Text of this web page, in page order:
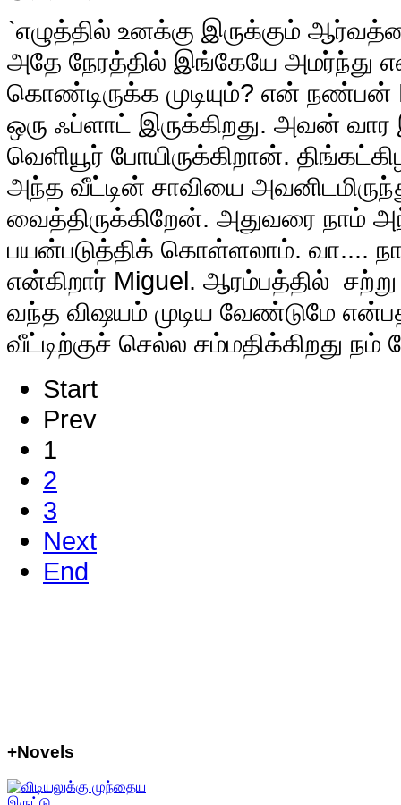
`எழுத்தில் உனக்கு இருக்கும்
அதே நேரத்தில் இங்கேயே அமர்ந்து
கொண்டிருக்க முடியும்? என்
ஒரு ஃப்ளாட் இருக்கிறது. அவன் வார
வெளியூர் போயிருக்கிறான்.
அந்த வீட்டின் சாவியை
வைத்திருக்கிறேன். அதுவரை நாம்
பயன்படுத்திக் கொள்ளலாம். வா....
என்கிறார் Miguel. ஆரம்பத்தில்
வந்த விஷயம் முடிய வேண்டுமே
வீட்டிற்குச் செல்ல சம்மதிக்கிறது நம்
Start
Prev
1
2
3
Next
End
+Novels